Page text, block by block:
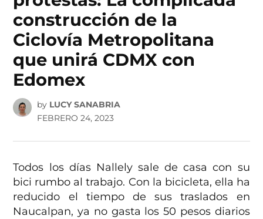
construcción de la
Ciclovía Metropolitana
que unirá CDMX con
Edomex
by LUCY SANABRIA
FEBRERO 24, 2023
Todos los días Nallely sale de casa con su
bici rumbo al trabajo. Con la bicicleta, ella ha
reducido el tiempo de sus traslados en
Naucalpan, ya no gasta los 50 pesos diarios